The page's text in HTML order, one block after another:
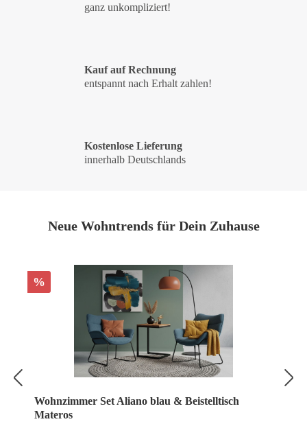
ganz unkompliziert!
Kauf auf Rechnung
entspannt nach Erhalt zahlen!
Kostenlose Lieferung
innerhalb Deutschlands
Neue Wohntrends für Dein Zuhause
%
Wohnzimmer Set Aliano blau & Beistelltisch
Materos